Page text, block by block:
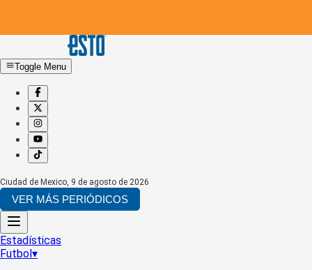
Toggle Menu
Ciudad de Mexico, 9 de agosto de 2026
VER MÁS PERIÓDICOS
Estadísticas
Futbol▾